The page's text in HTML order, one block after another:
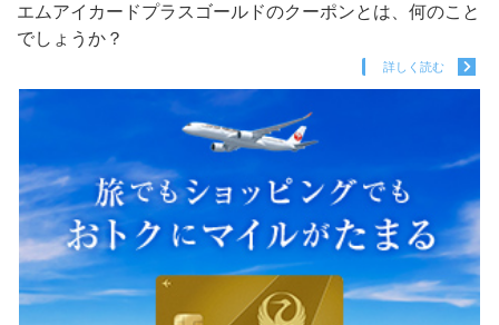
エムアイカードプラスゴールドのクーポンとは、何のこと
でしょうか？
詳しく読む